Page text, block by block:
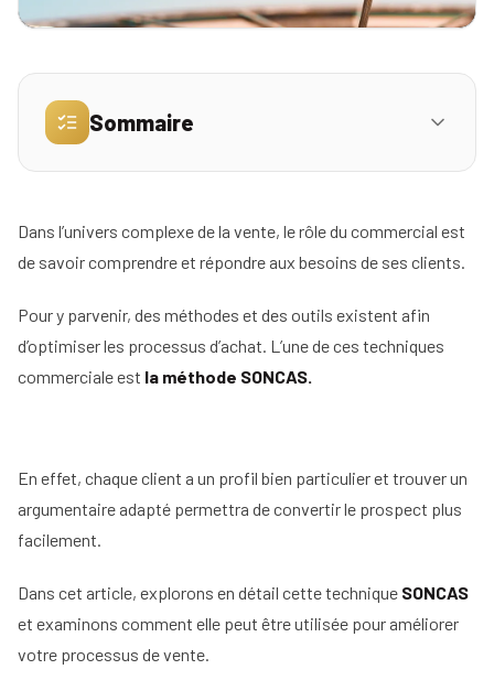
vos
revenus
Réserver
place
la
réunion
d'info
conseils
Tous
nos
Voir
tous
conseils
Devenir
Sommaire
Le confort et le SONCAS : il faut satisfaire le
client
L’argent : le prospect ne jure que par son
portefeuille
La sympathie : l’expérience de la vente avant
03 Comment mettre en place la méthode ?
Dans l’univers complexe de la vente, le rôle du commercial est
de savoir comprendre et répondre aux besoins de ses clients.
Pour y parvenir, des méthodes et des outils existent afin
d’optimiser les processus d’achat. L’une de ces techniques
commerciale est la méthode SONCAS.
En effet, chaque client a un profil bien particulier et trouver un
argumentaire adapté permettra de convertir le prospect plus
facilement.
Dans cet article, explorons en détail cette technique SONCAS
et examinons comment elle peut être utilisée pour améliorer
votre processus de vente.